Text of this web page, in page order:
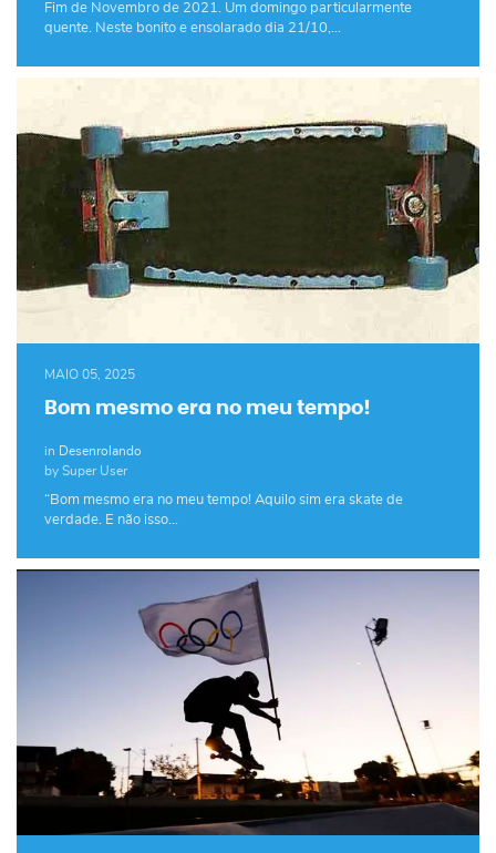
Fim de Novembro de 2021. Um domingo particularmente
quente. Neste bonito e ensolarado dia 21/10,…
MAIO 05, 2025
Bom mesmo era no meu tempo!
in Desenrolando
by Super User
“Bom mesmo era no meu tempo! Aquilo sim era skate de
verdade. E não isso…